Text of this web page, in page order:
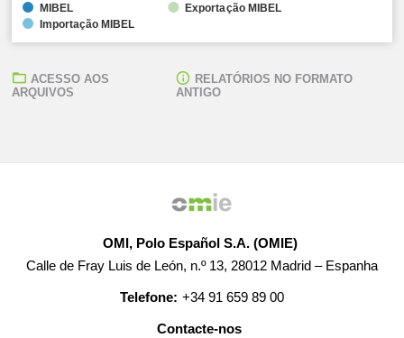
MIBEL Exportação MIBEL
Importação MIBEL
ACESSO AOS
ARQUIVOS
RELATÓRIOS NO FORMATO
ANTIGO
OMI, Polo Español S.A. (OMIE)
Calle de Fray Luis de León, n.º 13, 28012 Madrid – Espanha
Telefone: +34 91 659 89 00
Contacte-nos